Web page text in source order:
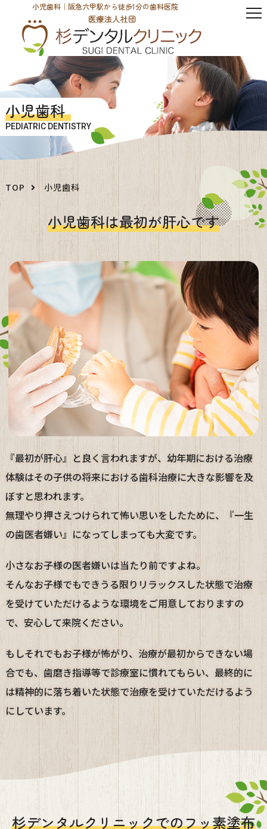
小児歯科｜阪急六甲駅から徒歩1分の歯科医院
小児歯科
PEDIATRIC DENTISTRY
TOP 小児歯科
小児歯科は最初が肝心です
『最初が肝心』と良く言われますが、幼年期における治療
体験はその子供の将来における歯科治療に大きな影響を及
ぼすと思われます。
無理やり押さえつけられて怖い思いをしたために、『一生
の歯医者嫌い』になってしまっても大変です。
小さなお子様の医者嫌いは当たり前ですよね。
そんなお子様でもできうる限りリラックスした状態で治療
を受けていただけるような環境をご用意しておりますの
で、安心して来院ください。
もしそれでもお子様が怖がり、治療が最初からできない場
合でも、歯磨き指導等で診療室に慣れてもらい、最終的に
は精神的に落ち着いた状態で治療を受けていただけるよう
にしています。
杉デンタルクリニックでのフッ素塗布